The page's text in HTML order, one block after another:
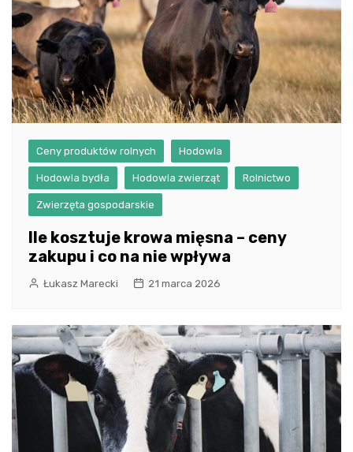
Ceny produktów rolnych Hodowla
Hodowla bydła Hodowla zwierząt Rolnictwo
Zwierzęta gospodarskie
Ile kosztuje krowa mięsna – ceny
zakupu i co na nie wpływa
Łukasz Marecki 21 marca 2026